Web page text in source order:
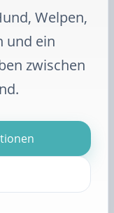
Welpen,
und ein
zwischen